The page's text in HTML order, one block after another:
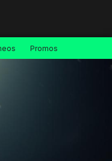
Promos